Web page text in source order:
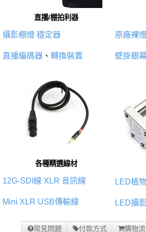
直播/棚拍利器
攝影棚燈 穩定器
直播編碼器 、 轉換裝置
原廠裸
壁掛銀
各種精選線材
12G-SDI線 XLR 音訊線
Mini XLR USB傳輸線
LED植
LED攝
常見問題 付款方式 購物